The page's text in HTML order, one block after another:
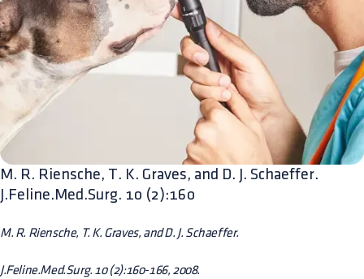
M. R. Riensche, T. K. Graves, and D. J. Schaeffer.
J.Feline.Med.Surg. 10 (2):160
M. R. Riensche, T. K. Graves, and D. J. Schaeffer.
J.Feline.Med.Surg. 10 (2):160-166, 2008.